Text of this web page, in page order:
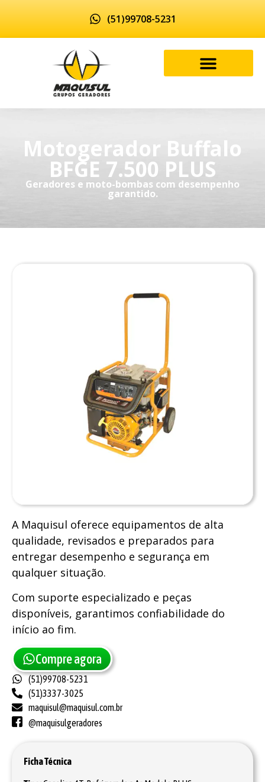
(51)99708-5231
Motogerador Buffalo
BFGE 7.500 PLUS
Geradores e moto-bombas com desempenho
garantido.
A Maquisul oferece equipamentos de alta
qualidade, revisados e preparados para
entregar desempenho e segurança em
qualquer situação.
Com suporte especializado e peças
disponíveis, garantimos confiabilidade do
início ao fim.
Compre agora
(51)99708-5231
(51)3337-3025
maquisul@maquisul.com.br
@maquisulgeradores
Ficha Técnica